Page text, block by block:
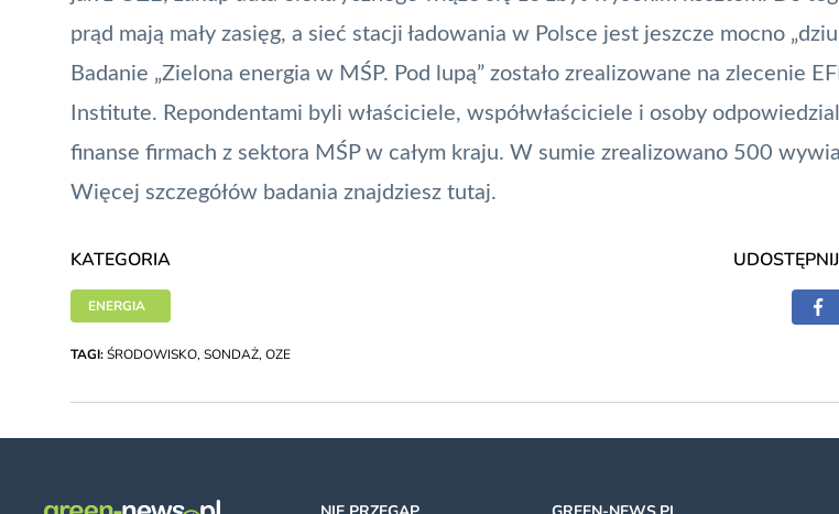
prąd mają mały zasięg, a sieć stacji ładowania w Polsce jest jeszcze mocno
Badanie „Zielona energia w MŚP. Pod lupą” zostało zrealizowane na zlecenie
Institute. Repondentami byli właściciele, współwłaściciele i osoby
finanse firmach z sektora MŚP w całym kraju. W sumie zrealizowano 500
Więcej szczegółów badania znajdziesz tutaj.
KATEGORIA
ENERGIA
TAGI:ŚRODOWISKO, SONDAŻ, OZE